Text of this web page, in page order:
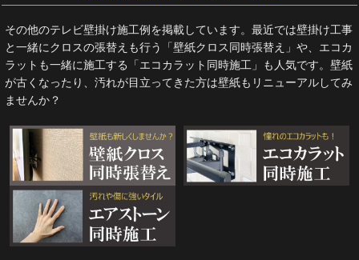
その他のテレビ壁掛け施工例を掲載しています。最近では壁掛け工事
と一緒にクロスの張替えも行う「壁紙クロス同時張替え」や、エコカ
ラットも一緒に施工する「エコカラット同時施工」も人気です。壁紙
が古くなったり、汚れが目立ってきた方は壁紙もリニューアルしてみ
ませんか？